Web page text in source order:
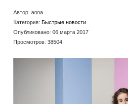
Автор: anna
Категория: Быстрые новости
Опубликовано: 06 марта 2017
Просмотров: 38504